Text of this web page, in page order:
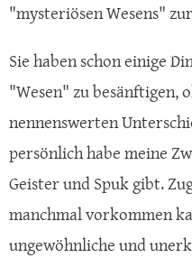
"mysteriösen Wesens"
Sie haben schon einige
"Wesen" zu besänftigen,
nennenswerten
persönlich habe meine
Geister und Spuk gibt.
manchmal vorkommen
ungewöhnliche und